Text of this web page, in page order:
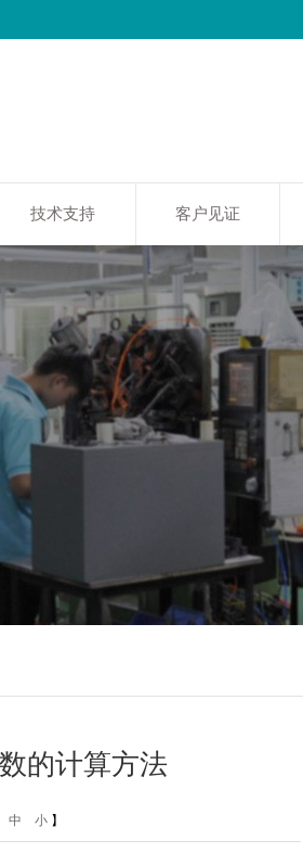
技术支持 客户见证
的计算方法
中 小】